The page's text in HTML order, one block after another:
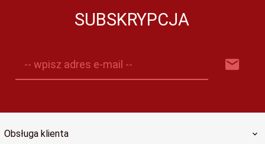
SUBSKRYPCJA
-- wpisz adres e-mail --
Obsługa klienta